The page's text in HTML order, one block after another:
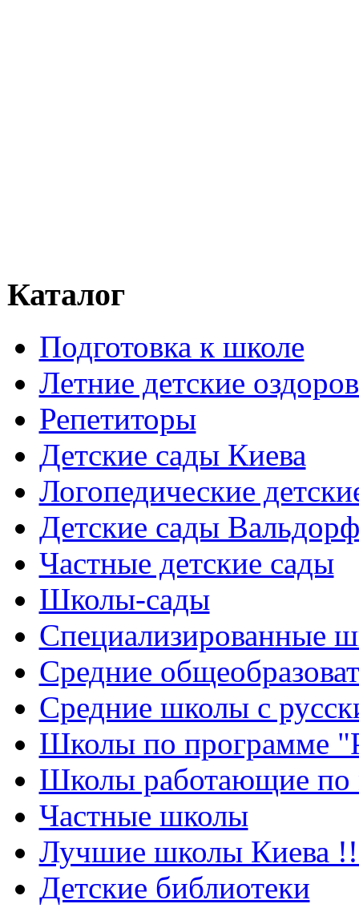
Каталог
Подготовка к школе
Летние детские
Репетиторы
Детские сады Киева
Логопедические
Детские сады
Частные детские сады
Школы-сады
Cпециализированные
Cредние
Средние школы с
Школы по программе
Школы работающие по
Частные школы
Лучшие школы Киева
Детские библиотеки